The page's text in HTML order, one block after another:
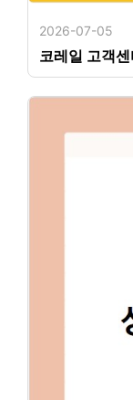
2026-07-05
코레일 고객